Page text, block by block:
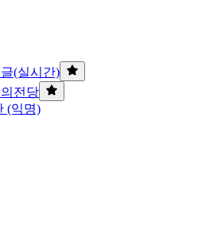
(실시간)
전당
(익명)